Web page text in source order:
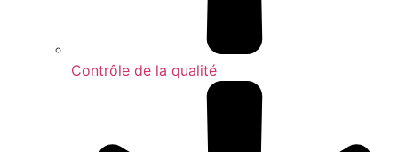
Contrôle de la qualité